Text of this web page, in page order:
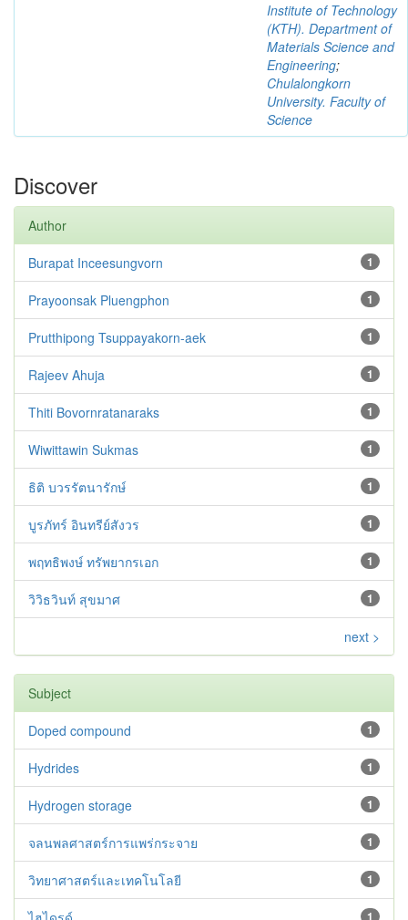
Institute of Technology
(KTH). Department of
Materials Science and
Engineering;
Chulalongkorn
University. Faculty of
Science
Discover
Author
1
Burapat Inceesungvorn
1
Prayoonsak Pluengphon
1
Prutthipong Tsuppayakorn-aek
1
Rajeev Ahuja
1
Thiti Bovornratanaraks
1
Wiwittawin Sukmas
1
ธิติ บวรรัตนารักษ์
1
บูรภัทร์ อินทรีย์สังวร
1
พฤทธิพงษ์ ทรัพยากรเอก
1
วิวิธวินท์ สุขมาศ
next >
Subject
1
Doped compound
1
Hydrides
1
Hydrogen storage
1
จลนพลศาสตร์การแพร่กระจาย
1
วิทยาศาสตร์และเทคโนโลยี
1